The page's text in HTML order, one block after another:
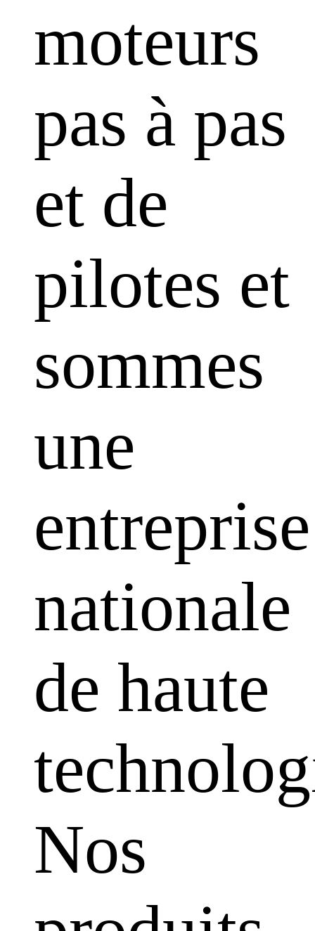
moteurs
pas à pas
et de
pilotes et
sommes
une
entreprise
nationale
de haute
Nos